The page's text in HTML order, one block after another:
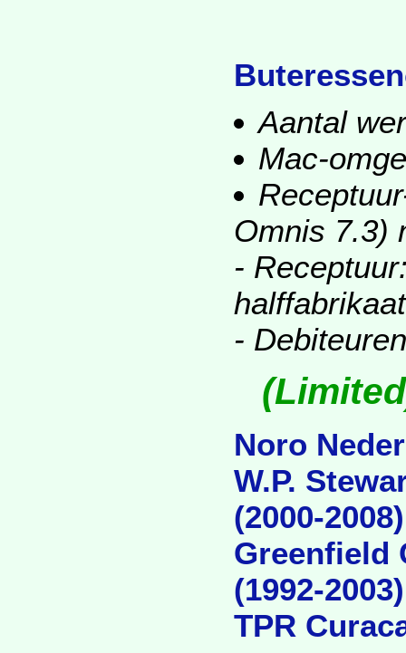
Aantal
Mac-
Omnis 7.3)
-
-
Noro
W.P.
(2000-
Greenfield
(1992-
TPR